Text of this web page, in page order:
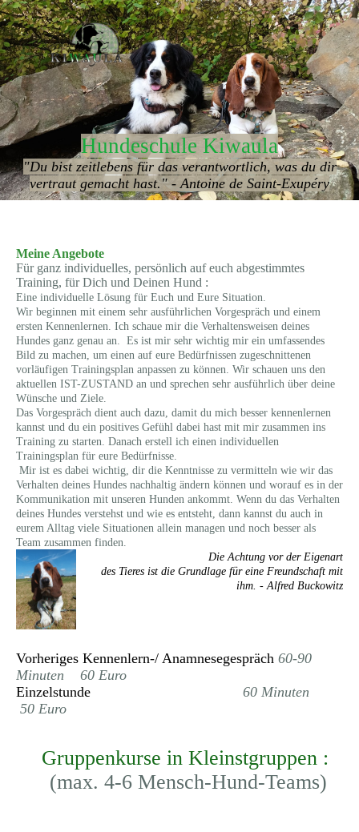
Hundeschule Kiwaula
"Du bist zeitlebens für das verantwortlich, was du dir
vertraut gemacht hast." - Antoine de Saint-Exupéry
Meine Angebote
Für ganz individuelles, persönlich auf euch abgestimmtes
Training, für Dich und Deinen Hund :
Eine individuelle Lösung für Euch und Eure Situation.
Wir beginnen mit einem sehr ausführlichen Vorgespräch und einem
ersten Kennenlernen. Ich schaue mir die Verhaltensweisen deines
Hundes ganz genau an. Es ist mir sehr wichtig mir ein umfassendes
Bild zu machen, um einen auf eure Bedürfnissen zugeschnittenen
vorläufigen Trainingsplan anpassen zu können. Wir schauen uns den
aktuellen IST-ZUSTAND an und sprechen sehr ausführlich über deine
Wünsche und Ziele.
Das Vorgespräch dient auch dazu, damit du mich besser kennenlernen
kannst und du ein positives Gefühl dabei hast mit mir zusammen ins
Training zu starten. Danach erstell ich einen individuellen
Trainingsplan für eure Bedürfnisse.
Mir ist es dabei wichtig, dir die Kenntnisse zu vermitteln wie wir das
Verhalten deines Hundes nachhaltig ändern können und worauf es in der
Kommunikation mit unseren Hunden ankommt. Wenn du das Verhalten
deines Hundes verstehst und wie es entsteht, dann kannst du auch in
eurem Alltag viele Situationen allein managen und noch besser als
Team zusammen finden.
Die Achtung vor der Eigenart
des Tieres ist die Grundlage für eine Freundschaft mit
ihm. - Alfred Buckowitz
Vorheriges Kennenlern-/ Anamnesegespräch 60-90
Minuten 60 Euro
Einzelstunde
60 Minuten
50 Euro
Gruppenkurse in Kleinstgruppen :
(max. 4-6 Mensch-Hund-Teams)